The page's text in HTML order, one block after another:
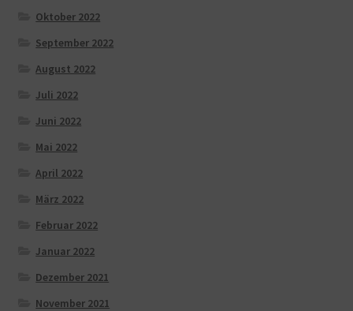
Oktober 2022
September 2022
August 2022
Juli 2022
Juni 2022
Mai 2022
April 2022
März 2022
Februar 2022
Januar 2022
Dezember 2021
November 2021